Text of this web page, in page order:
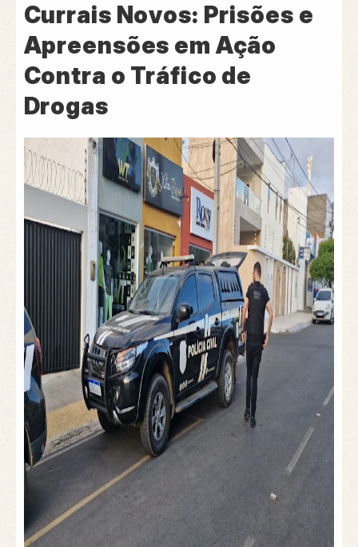
Currais Novos: Prisões e
Apreensões em Ação
Contra o Tráfico de
Drogas